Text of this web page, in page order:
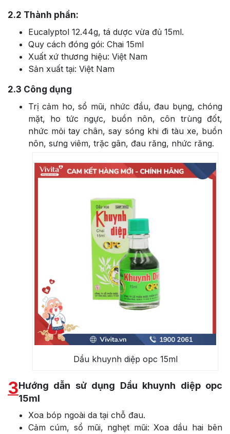
2.2 Thành phần:
Eucalyptol 12.44g, tá dược vừa đủ 15ml.
Quy cách đóng gói: Chai 15ml
Xuất xứ thương hiệu: Việt Nam
Sản xuất tại: Việt Nam
2.3 Công dụng
Trị cảm ho, sổ mũi, nhức đầu, đau bụng, chóng
mặt, ho tức ngực, buồn nôn, côn trùng đốt,
nhức mỏi tay chân, say sóng khi đi tàu xe, buồn
nôn, sưng viêm, trặc gân, đau răng, nhức răng.
Dầu khuynh diệp opc 15ml
3Hướng dẫn sử dụng Dầu khuynh diệp opc
15ml
Xoa bóp ngoài da tại chỗ đau.
Cảm cúm, sổ mũi, nghẹt mũi: Xoa dầu hai bên